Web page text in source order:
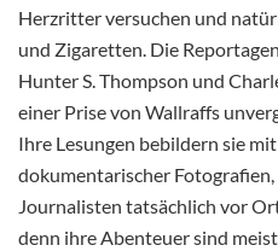
Herzritter versuchen und
und Zigaretten. Die
Hunter S. Thompson und
einer Prise von Wallraffs
Ihre Lesungen bebildern sie
dokumentarischer Fotografien,
Journalisten tatsächlich vor
denn ihre Abenteuer sind